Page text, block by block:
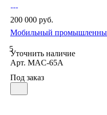
200 000 руб.
Мобильный
5
Уточнить наличие
Арт. MAC-65A
Под заказ